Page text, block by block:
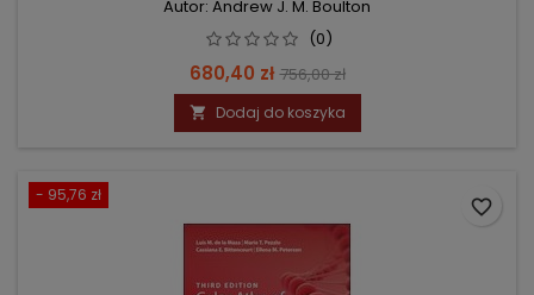
Autor: Andrew J. M. Boulton
(0)
Cena
680,40 zł Cena
podstawowa
756,00 zł
 Dodaj do koszyka
- 95,76 zł
favorite_border